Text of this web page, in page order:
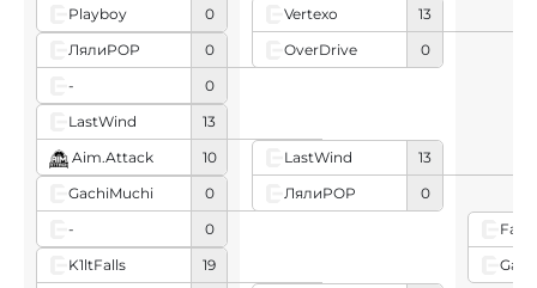
Playboy
0
ЛялиPOP
0
-
0
LastWind
13
Aim.Attack
10
GachiMuchi
0
-
0
K1ltFalls
19
Vertexo
13
OverDrive
0
LastWind
13
ЛялиPOP
0